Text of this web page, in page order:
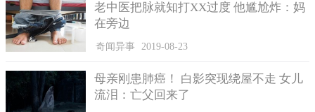
老中医把脉就知打XX过度 他尴尬炸：妈
在旁边
奇闻异事 2019-08-23
母亲刚患肺癌！ 白影突现绕屋不走 女儿
流泪：亡父回来了